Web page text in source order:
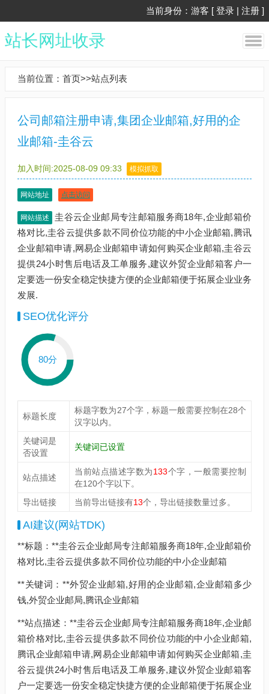
当前身份：游客 [ 登录 | 注册 ]
站长网址收录
当前位置： 首页>>站点列表
公司邮箱注册申请,集团企业邮箱,好用的企
业邮箱-圭谷云
加入时间:2025-08-09 09:33 模拟抓取
网站地址 点击访问
网站描述
圭谷云企业邮局专注邮箱服务商18年,企业邮箱价
格对比,圭谷云提供多款不同价位功能的中小企业邮箱,腾讯
企业邮箱申请,网易企业邮箱申请如何购买企业邮箱,圭谷云
提供24小时售后电话及工单服务,建议外贸企业邮箱客户一
定要选一份安全稳定快捷方便的企业邮箱便于拓展企业业务
发展.
SEO优化评分
80分
标题长度
标题字数为27个字，标题一般需要控制在28个
汉字以内。
关键词是
否设置
关键词已设置
站点描述
当前站点描述字数为133个字，一般需要控制
在120个字以下。
导出链接
当前导出链接有13个，导出链接数量过多。
AI建议(网站TDK)
**标题：**圭谷云企业邮局专注邮箱服务商18年,企业邮箱价
格对比,圭谷云提供多款不同价位功能的中小企业邮箱
**关键词：**外贸企业邮箱,好用的企业邮箱,企业邮箱多少
钱,外贸企业邮局,腾讯企业邮箱
**站点描述：**圭谷云企业邮局专注邮箱服务商18年,企业邮
箱价格对比,圭谷云提供多款不同价位功能的中小企业邮箱,
腾讯企业邮箱申请,网易企业邮箱申请如何购买企业邮箱,圭
谷云提供24小时售后电话及工单服务,建议外贸企业邮箱客
户一定要选一份安全稳定快捷方便的企业邮箱便于拓展企业